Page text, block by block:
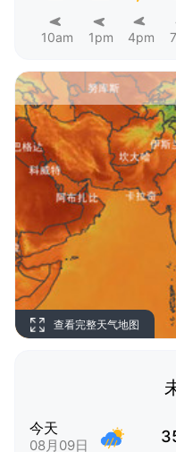
10am 1pm 4pm
查看完整天气地图
今天
08月09日